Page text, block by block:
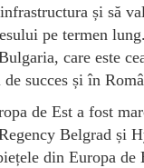
și să
pe termen
care este
succes și în
de Est a fost
Belgrad și
din Europa